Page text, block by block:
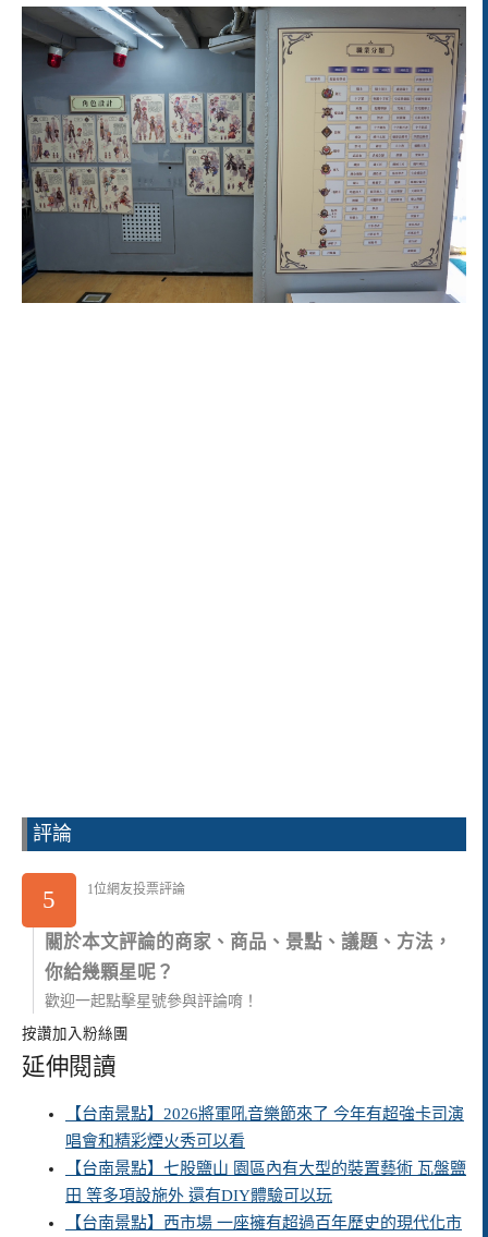
評論
5 1位網友投票評論
關於本文評論的商家、商品、景點、議題、方法，
你給幾顆星呢？
歡迎一起點擊星號參與評論唷！
按讚加入粉絲團
延伸閱讀
【台南景點】2026將軍吼音樂節來了 今年有超強卡司演
唱會和精彩煙火秀可以看
【台南景點】七股鹽山 園區內有大型的裝置藝術 瓦盤鹽
田 等多項設施外 還有DIY體驗可以玩
【台南景點】西市場 一座擁有超過百年歷史的現代化市